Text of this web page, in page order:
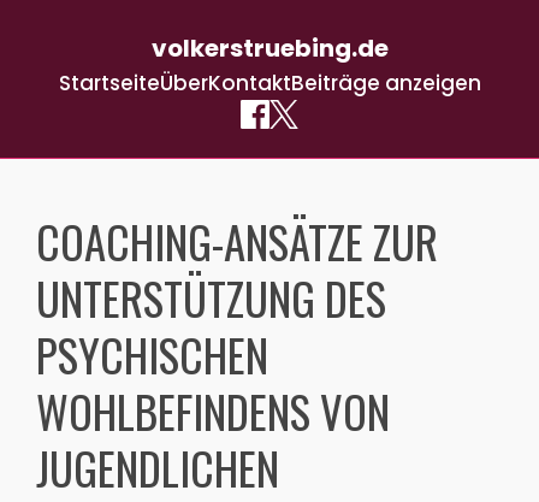
volkerstruebing.de
StartseiteÜberKontaktBeiträge anzeigen
contentCOACHING-ANSÄTZE ZUR
UNTERSTÜTZUNG DES
PSYCHISCHEN
WOHLBEFINDENS VON
JUGENDLICHEN